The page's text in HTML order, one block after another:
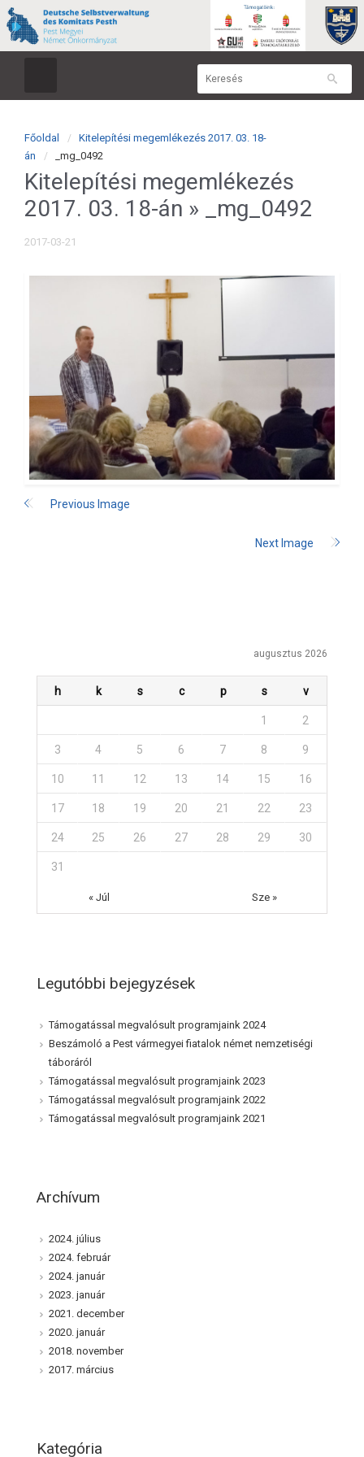
Főoldal
Kitelepítési megemlékezés 2017. 03. 18-
án
_mg_0492
Kitelepítési megemlékezés
2017. 03. 18-án » _mg_0492
2017-03-21
Previous Image
Next Image
augusztus 2026
h k s c p s v
« Júl Sze »
1 2
3 4 5 6 7 8 9
10 11 12 13 14 15 16
17 18 19 20 21 22 23
24 25 26 27 28 29 30
31
Legutóbbi bejegyzések
Támogatással megvalósult programjaink 2024
Beszámoló a Pest vármegyei fiatalok német nemzetiségi
táboráról
Támogatással megvalósult programjaink 2023
Támogatással megvalósult programjaink 2022
Támogatással megvalósult programjaink 2021
Archívum
2024. július
2024. február
2024. január
2023. január
2021. december
2020. január
2018. november
2017. március
Kategória